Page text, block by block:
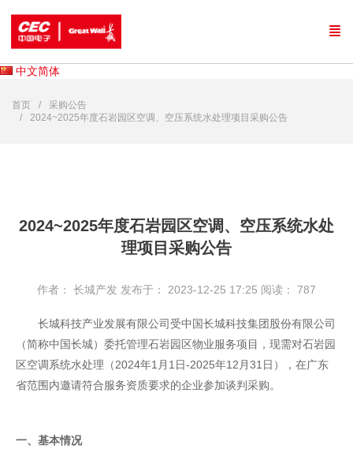
中文简体
首页
采购公告
2024~2025年度石岩园区空调、空压系统水处理项目采购公告
2024~2025年度石岩园区空调、空压系统水处
理项目采购公告
作者： 长城产发 发布于： 2023-12-25 17:25 阅读： 787
长城科技产业发展有限公司受中国长城科技集团股份有限公司
（简称中国长城）委托管理石岩园区物业服务项目，现需对石岩园
区空调系统水处理（2024年1月1日-2025年12月31日），在广东
省范围内邀请符合服务资质要求的企业参加谈判采购。
一、 基本情况